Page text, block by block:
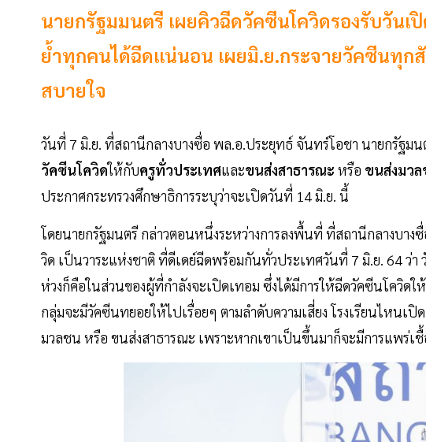
นายกรัฐมมนตรี เผยคิวฉีดวัคซีนโควิดรองรับวันเ
ย้ำทุกคนได้ฉีดแน่นอน เผยมิ.ย.กระจายวัคซีนทุ
สบายใจ
วันที่ 7 มิ.ย. ที่สถานีกลางบางซื่อ พล.อ.ประยุทธ์ จันทร์โอชา นายกรัฐม
วัคซีนโควิดให้กับครูทั่วประเทศและขนส่งสาธารณะ หรือ ขนส่งมว
ประกาศกระทรวงศึกษาธิการระบุว่าจะเปิดวันที่ 14 มิ.ย. นี้
โดยนายกรัฐมนตรี กล่าวตอนหนึ่งระหว่างการลงพื้นที่ ที่สถานีกลางบาง
วิด เป็นวาระแห่งชาติ ที่ดีเดย์ฉีดพร้อมกันทั่วประเทศวันที่ 7 มิ.ย. 64
ห่วงก็คือในส่วนของผู้ที่กำลังจะเปิดเทอม ซึ่งได้มีการให้ฉีดวัคซีนโควิ
กลุ่มจะมีวัคซีนทยอยให้ไปเรื่อยๆ ตามลำดับความเสี่ยง โรงเรียนไหนเ
มวลชน หรือ ขนส่งสาธารณะ เพราะหากเขาเป็นขึ้นมาก็จะมีการแพร่เชื้